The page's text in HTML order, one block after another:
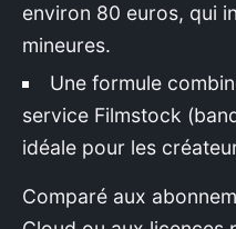
environ 80 euros, qui
mineures.
Une formule
service Filmstock
idéale pour les
Comparé aux